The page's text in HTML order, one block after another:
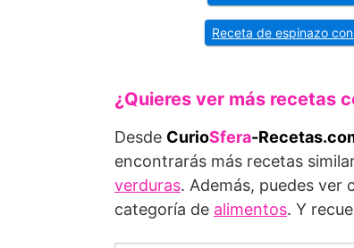
Receta de espinazo
¿Quieres ver más recetas
Desde CurioSfera-
encontrarás más recetas
verduras. Además, puedes ver
categoría de alimentos. Y